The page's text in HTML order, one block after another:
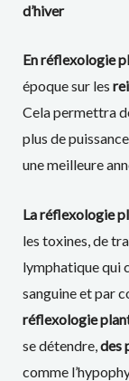
d’hiver
En réflexologie
époque sur les
Cela permettra
plus de
une meilleure
La réflexologie
les toxines, de
lymphatique qui
sanguine et par
réflexologie
se détendre, des
comme